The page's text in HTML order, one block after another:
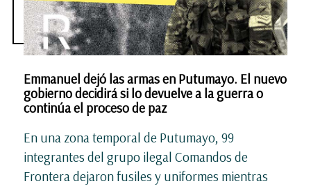
Emmanuel dejó las armas en Putumayo. El nuevo
gobierno decidirá si lo devuelve a la guerra o
continúa el proceso de paz
En una zona temporal de Putumayo, 99
integrantes del grupo ilegal Comandos de
Frontera dejaron fusiles y uniformes mientras